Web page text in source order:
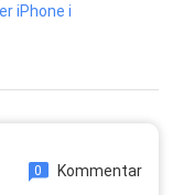
iPhone i
0 Kommentar